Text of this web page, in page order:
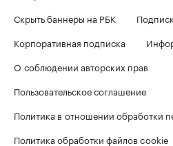
Скрыть баннеры на РБК
Корпоративная подписка
О соблюдении авторских прав
Пользовательское соглашение
Политика в отношении обработки
Политика обработки файлов cookie